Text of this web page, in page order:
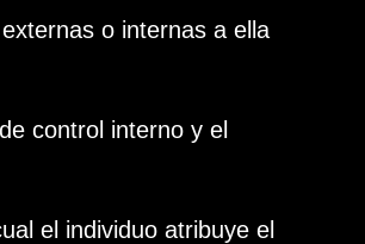
o internas a ella
control interno y el
el individuo atribuye el